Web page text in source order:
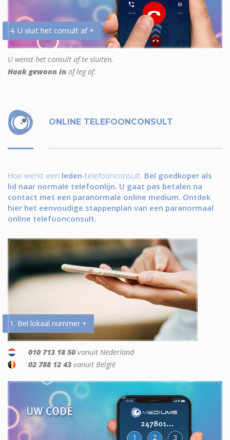
4. U sluit het consult af +
U wenst het consult af te sluiten.
Haak gewoon in of leg af.
ONLINE TELEFOONCONSULT
Hoe werkt een leden-telefoonconsult. Bel goedkoper als
lid naar normale telefoonlijn. U gaat pas betalen na
contact met een paranormale online medium. Ontdek
hier het eenvoudige stappenplan van een paranormaal
online telefoonconsult.
1. Bel lokaal nummer +
010 713 18 50 vanuit Nederland
02 788 12 43 vanuit België